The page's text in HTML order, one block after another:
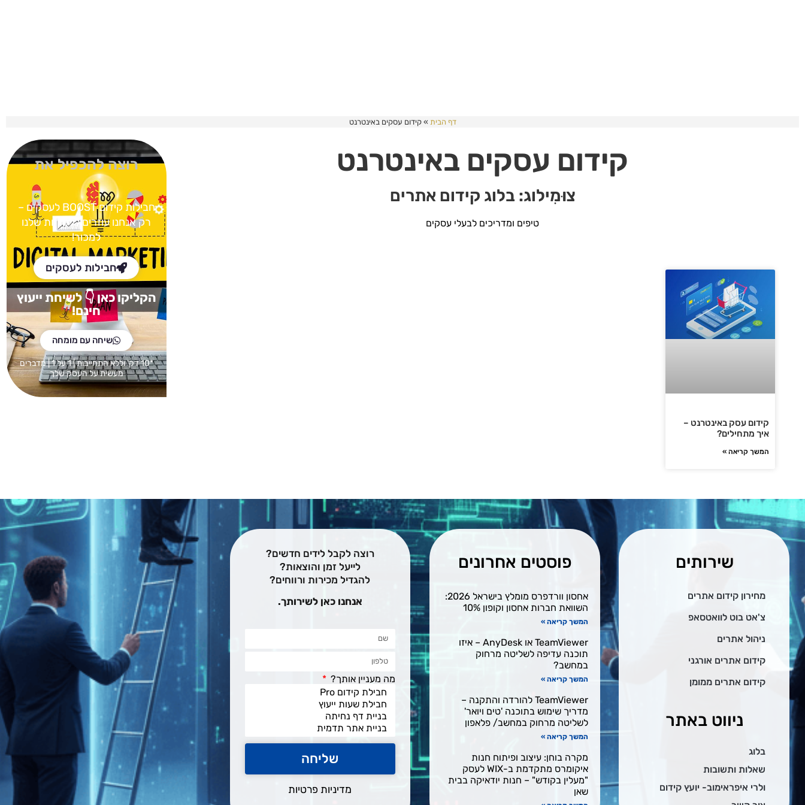
דף הבית »קידום עסקים באינטרנט
קידום עסקים באינטרנט
צוּמִילוג: בלוג קידום אתרים
טיפים ומדריכים לבעלי עסקים
קידום עסק באינטרנט –
איך מתחילים?
המשך קריאה »
רוצה להכפיל את
חבילות קידום BOOST
לעסקים –
רק אנחנו עוזרים ללקוחות שלנו
למכור!
חבילות לעסקים
הקליקו כאן👇 לשיחת ייעוץ
חינם!
שיחה עם מומחה
*10 דק' וללא התחייבות | 1 על 1 | מדברים
מעשית על העסק שלך
שירותים
מחירון קידום אתרים
צ'אט בוט לוואטסאפ
ניהול אתרים
קידום אתרים אורגני
קידום אתרים ממומן
ניווט באתר
בלוג
שאלות ותשובות
ולרי איפראימוב- יועץ קידום
פוסטים אחרונים
אחסון וורדפרס מומלץ בישראל 2026:
השוואת חברות אחסון וקופון 10%
המשך קריאה »
TeamViewer או AnyDesk – איזו
תוכנה עדיפה לשליטה מרחוק
במחשב?
המשך קריאה »
TeamViewer להורדה והתקנה –
מדריך שימוש בתוכנה 'טים ויואר'
לשליטה מרחוק במחשב/ פלאפון
המשך קריאה »
מקרה בוחן: עיצוב ופיתוח חנות
איקומרס מתקדמת ב-WIX לעסק
"מעלין בקודש" – חנות יודאיקה בבית
שאן
רוצה לקבל לידים חדשים?
לייעל זמן והוצאות?
להגדיל מכירות ורווחים?
אנחנו כאן לשירותך.
מה מעניין אותך?
שליחה
מדיניות פרטיות